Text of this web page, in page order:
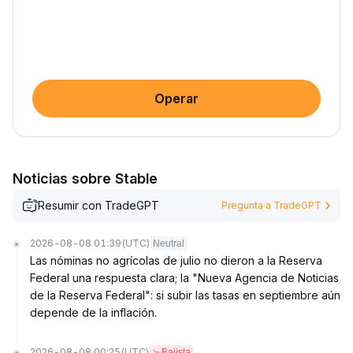
Operar
Noticias sobre ​​Stable
Resumir con TradeGPT Pregunta a TradeGPT
2026-08-08 01:39 (UTC) Neutral
Las nóminas no agrícolas de julio no dieron a la Reserva
Federal una respuesta clara; la "Nueva Agencia de Noticias
de la Reserva Federal": si subir las tasas en septiembre aún
depende de la inflación.